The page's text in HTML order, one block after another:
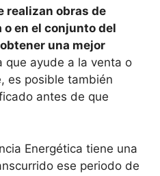
realizan obras de
en el conjunto del
una mejor
que ayude a la venta o
es posible también
antes de que
Energética tiene una
ese periodo de